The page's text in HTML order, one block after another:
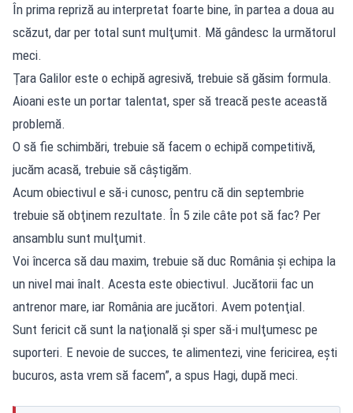
În prima repriză au interpretat foarte bine, în partea a doua au
scăzut, dar per total sunt mulţumit. Mă gândesc la următorul
meci.
Ţara Galilor este o echipă agresivă, trebuie să găsim formula.
Aioani este un portar talentat, sper să treacă peste această
problemă.
O să fie schimbări, trebuie să facem o echipă competitivă,
jucăm acasă, trebuie să câştigăm.
Acum obiectivul e să-i cunosc, pentru că din septembrie
trebuie să obţinem rezultate. În 5 zile câte pot să fac? Per
ansamblu sunt mulţumit.
Voi încerca să dau maxim, trebuie să duc România şi echipa la
un nivel mai înalt. Acesta este obiectivul. Jucătorii fac un
antrenor mare, iar România are jucători. Avem potenţial.
Sunt fericit că sunt la naţională şi sper să-i mulţumesc pe
suporteri. E nevoie de succes, te alimentezi, vine fericirea, eşti
bucuros, asta vrem să facem”, a spus Hagi, după meci.